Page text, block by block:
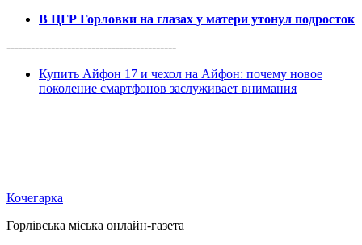
В ЦГР Горловки на глазах у матери утонул подросток
------------------------------------------
Купить Айфон 17 и чехол на Айфон: почему новое
поколение смартфонов заслуживает внимания
Кочегарка
Горлівська міська онлайн-газета